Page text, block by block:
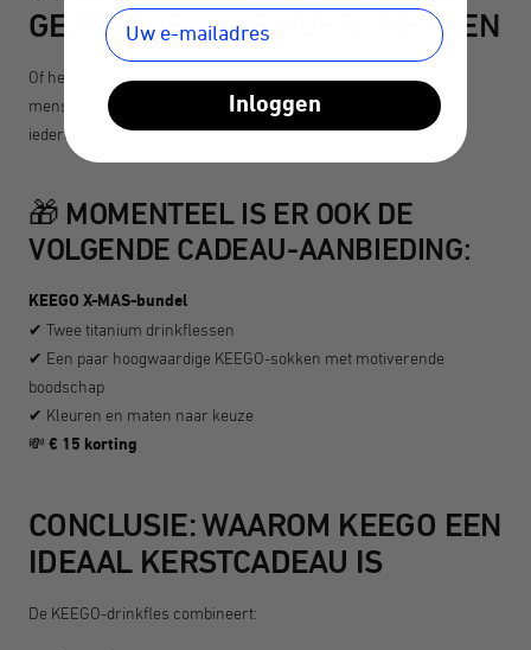
GEZONDHEIDSBEWUSTE MENSEN
Of het nu gaat om hardlopers, fietsers, fitnessliefhebbers of
mensen die bewust plastic willen vermijden – KEEGO past bij
iedereen.
🎁 MOMENTEEL IS ER OOK DE
VOLGENDE CADEAU-AANBIEDING:
KEEGO X-MAS-bundel
✔ Twee titanium drinkflessen
✔ Een paar hoogwaardige KEEGO-sokken met motiverende
boodschap
✔ Kleuren en maten naar keuze
💸 € 15 korting
CONCLUSIE: WAAROM KEEGO EEN
IDEAAL KERSTCADEAU IS
De KEEGO-drinkfles combineert:
Inloggen